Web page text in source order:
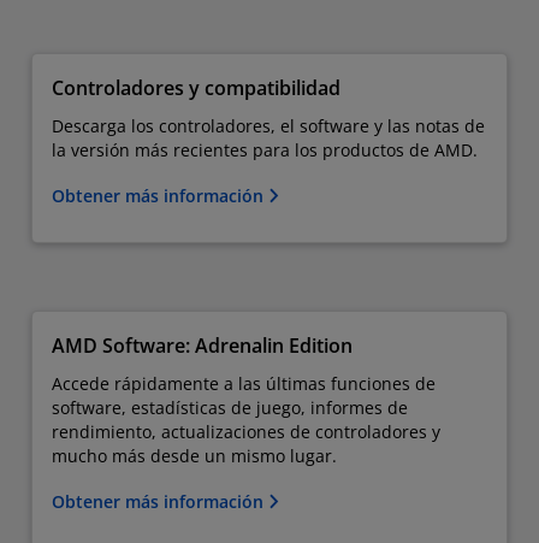
Controladores y compatibilidad
Descarga los controladores, el software y las notas de
la versión más recientes para los productos de AMD.
Obtener más información
AMD Software: Adrenalin Edition
Accede rápidamente a las últimas funciones de
software, estadísticas de juego, informes de
rendimiento, actualizaciones de controladores y
mucho más desde un mismo lugar.
Obtener más información